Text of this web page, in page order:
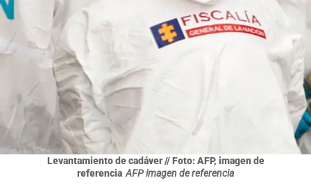
Levantamiento de cadáver // Foto: AFP, imagen de
referencia AFP imagen de referencia